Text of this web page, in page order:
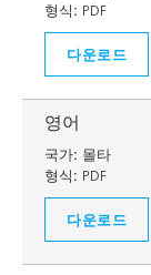
형식: PDF
다운로드
영어
국가: 몰타
형식: PDF
다운로드